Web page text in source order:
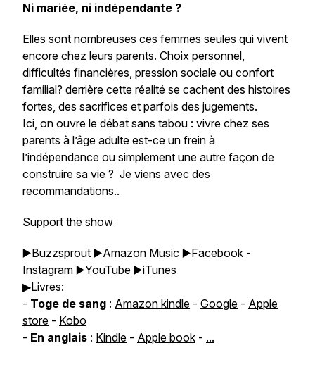
Ni mariée, ni indépendante ?
Elles sont nombreuses ces femmes seules qui vivent
encore chez leurs parents. Choix personnel,
difficultés financières, pression sociale ou confort
familial? derrière cette réalité se cachent des histoires
fortes, des sacrifices et parfois des jugements.
Ici, on ouvre le débat sans tabou : vivre chez ses
parents à l’âge adulte est-ce un frein à
l’indépendance ou simplement une autre façon de
construire sa vie ? Je viens avec des
recommandations..
Support the show
▶️Buzzsprout ▶️Amazon Music ▶️Facebook -
Instagram ▶️YouTube ▶️iTunes
▶Livres:
- Toge de sang : Amazon kindle - Google - Apple
store - Kobo
- En anglais : Kindle - Apple book - ...